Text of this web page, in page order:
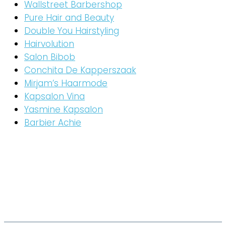
Wallstreet Barbershop
Pure Hair and Beauty
Double You Hairstyling
Hairvolution
Salon Bibob
Conchita De Kapperszaak
Mirjam’s Haarmode
Kapsalon Vina
Yasmine Kapsalon
Barbier Achie